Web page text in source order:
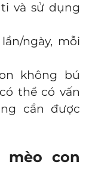
và sử dụng
ngày, mỗi
không bú
thể có vấn
cần được
mèo con